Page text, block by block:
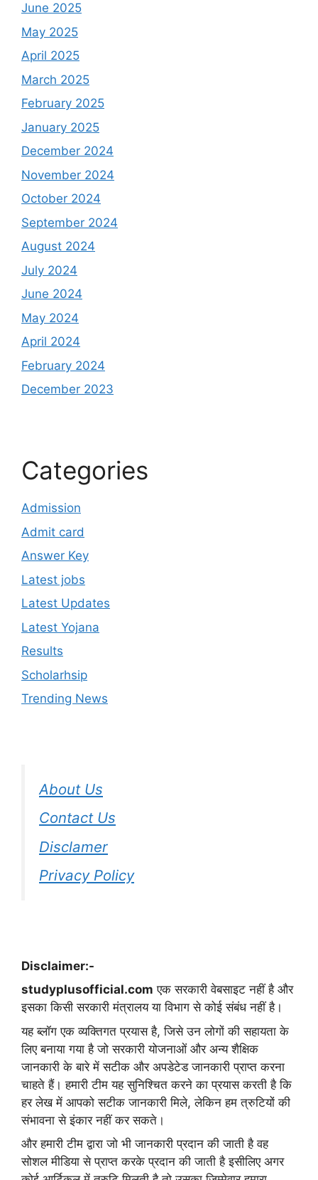
June 2025
May 2025
April 2025
March 2025
February 2025
January 2025
December 2024
November 2024
October 2024
September 2024
August 2024
July 2024
June 2024
May 2024
April 2024
February 2024
December 2023
Categories
Admission
Admit card
Answer Key
Latest jobs
Latest Updates
Latest Yojana
Results
Scholarhsip
Trending News
About Us
Contact Us
Disclamer
Privacy Policy
Disclaimer:-
studyplusofficial.com एक सरकारी वेबसाइट नहीं है और
इसका किसी सरकारी मंत्रालय या विभाग से कोई संबंध नहीं है।
यह ब्लॉग एक व्यक्तिगत प्रयास है, जिसे उन लोगों की सहायता के
लिए बनाया गया है जो सरकारी योजनाओं और अन्य शैक्षिक
जानकारी के बारे में सटीक और अपडेटेड जानकारी प्राप्त करना
चाहते हैं। हमारी टीम यह सुनिश्चित करने का प्रयास करती है कि
हर लेख में आपको सटीक जानकारी मिले, लेकिन हम त्रुटियों की
संभावना से इंकार नहीं कर सकते।
और हमारी टीम द्वारा जो भी जानकारी प्रदान की जाती है वह
सोशल मीडिया से प्राप्त करके प्रदान की जाती है इसीलिए अगर